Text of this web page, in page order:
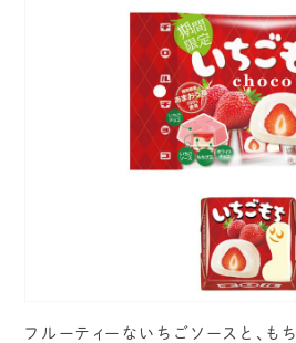
フルーティーないちごソースと、も